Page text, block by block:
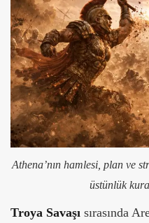
Athena’nın hamlesi, plan ve
üstünlük
Troya Savaşı sırasında